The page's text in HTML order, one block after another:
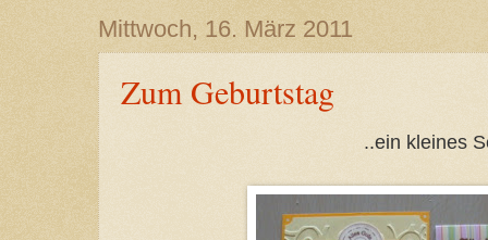
Mittwoch, 16. März 2011
Zum Geburtstag
..ein kleines